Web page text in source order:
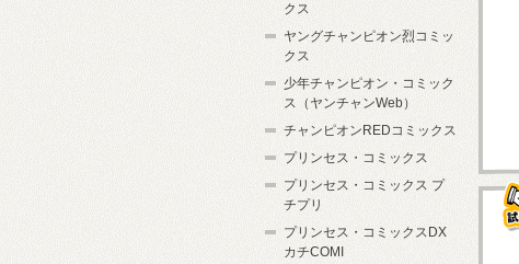
クス
ヤングチャンピオン烈コミッ
クス
少年チャンピオン・コミック
ス（ヤンチャンWeb）
チャンピオンREDコミックス
プリンセス・コミックス
プリンセス・コミックス プ
チプリ
プリンセス・コミックスDX
カチCOMI